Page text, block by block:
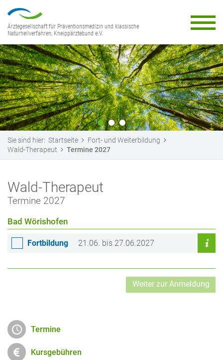
Ärztegesellschaft für Präventionsmedizin und klassische
Naturheilverfahren, Kneippärztebund e.V.
Sie sind hier: Startseite
Fort- und Weiterbildung
Wald-Therapeut
Termine 2027
Wald-Therapeut
Termine 2027
Bad Wörishofen
Fortbildung 21.06. bis 27.06.2027
Termine
Kursgebühren